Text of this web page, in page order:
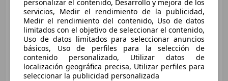
eHS 1.5 T-GDI Luxury
190 KW (258 PS)
Puertas:
5
Asientos:
5
Maletero:
448 - 1375 litros
Capacidad de
remolque:
750 - 1750 kg
Mostrar variantes
personalizar el contenido, Desarrollo y mejora de los
servicios, Medir el rendimiento de la publicidad,
Medir el rendimiento del contenido, Uso de datos
limitados con el objetivo de seleccionar el contenido,
Uso de datos limitados para seleccionar anuncios
básicos, Uso de perfiles para la selección de
contenido personalizado, Utilizar datos de
localización geográfica precisa, Utilizar perfiles para
seleccionar la publicidad personalizada